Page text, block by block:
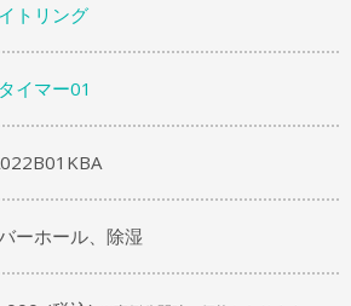
トリング
イマー01
ーホール、除湿